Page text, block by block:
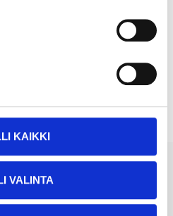
KAIKKI
VALINTA
also bought